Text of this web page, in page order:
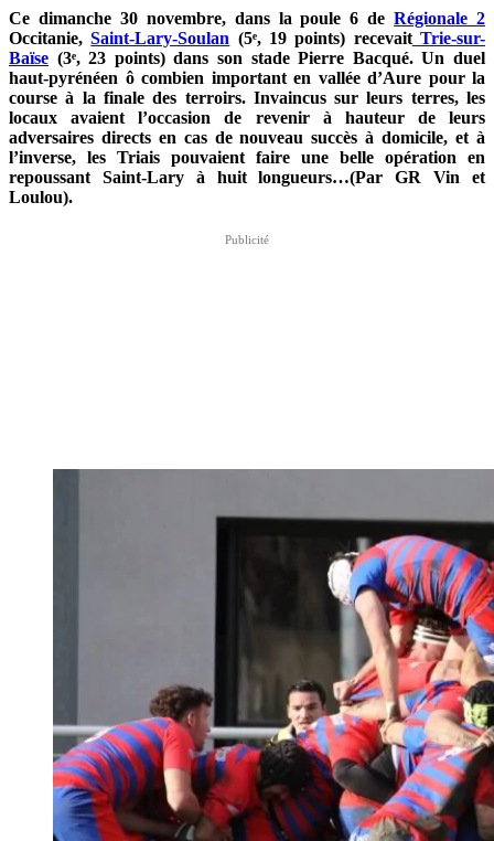
Ce dimanche 30 novembre, dans la poule 6 deRégionale 2
Occitanie,Saint-Lary-Soulan (5ᵉ, 19 points) recevaitTrie-sur-
Baïse (3ᵉ, 23 points) dans son stade Pierre Bacqué. Un duel
haut-pyrénéen ô combien important en vallée d’Aure pour la
course à la finale des terroirs. Invaincus sur leurs terres, les
locaux avaient l’occasion de revenir à hauteur de leurs
adversaires directs en cas de nouveau succès à domicile, et à
l’inverse, les Triais pouvaient faire une belle opération en
repoussant Saint-Lary à huit longueurs…(Par GR Vin et
Loulou).